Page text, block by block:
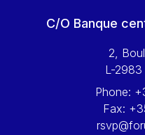
Wolfgang
Yossi Beillin
Yves
C/O Banque
2,
L-2983
Phone:
Fax: